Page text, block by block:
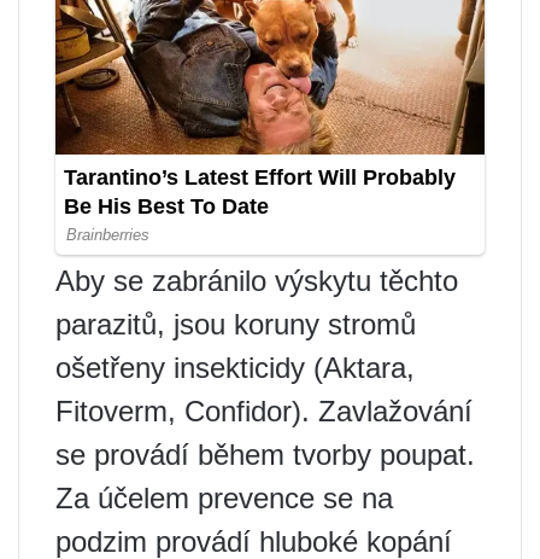
Aby se zabránilo výskytu těchto
parazitů, jsou koruny stromů
ošetřeny insekticidy (Aktara,
Fitoverm, Confidor). Zavlažování
se provádí během tvorby poupat.
Za účelem prevence se na
podzim provádí hluboké kopání